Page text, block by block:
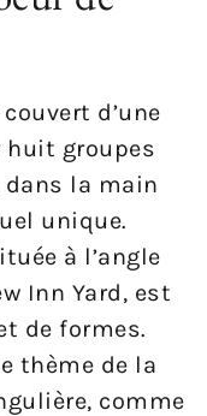
d’une
huit groupes
la main
unique.
à l’angle
Inn Yard, est
de formes.
thème de la
comme